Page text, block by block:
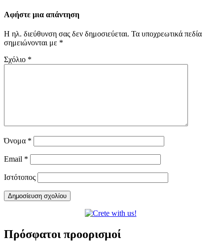
Αφήστε μια απάντηση
Η ηλ. διεύθυνση σας δεν δημοσιεύεται. Τα υποχρεωτικά πεδία
σημειώνονται με *
Σχόλιο *
Όνομα *
Email *
Ιστότοπος
Πρόσφατοι προορισμοί